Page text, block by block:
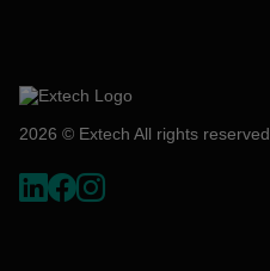
2026 © Extech All rights reserved.